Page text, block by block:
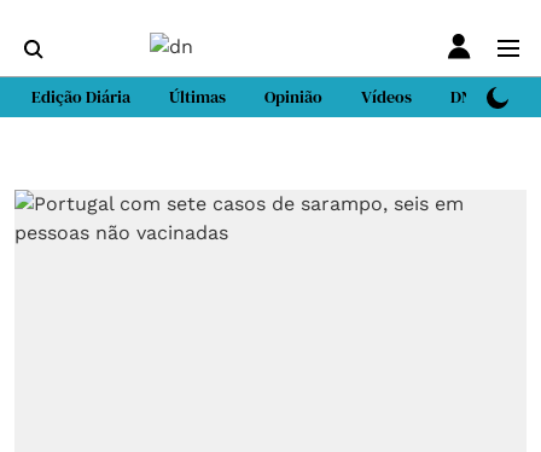
Edição Diária Últimas Opinião Vídeos DN Sport